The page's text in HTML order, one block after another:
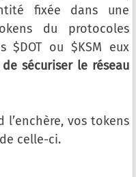
fixée dans une
du protocoles
$DOT ou $KSM eux
sécuriser le réseau
l’enchère, vos tokens
celle-ci.